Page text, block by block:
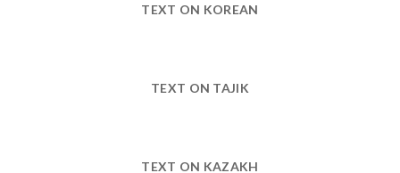
TEXT ON KOREAN
TEXT ON TAJIK
TEXT ON KAZAKH